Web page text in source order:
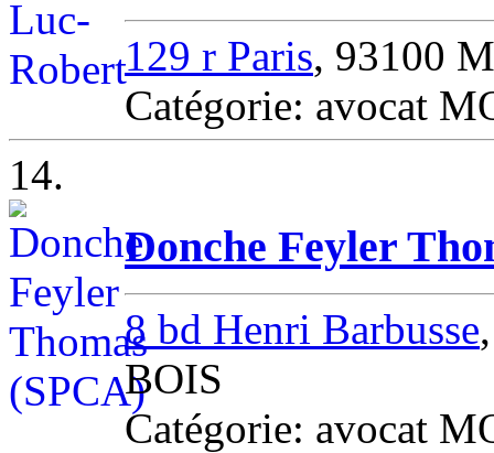
129 r Paris, 93100
Catégorie: avocat
14.
Donche Feyler
8 bd Henri Barbusse
BOIS
Catégorie: avocat